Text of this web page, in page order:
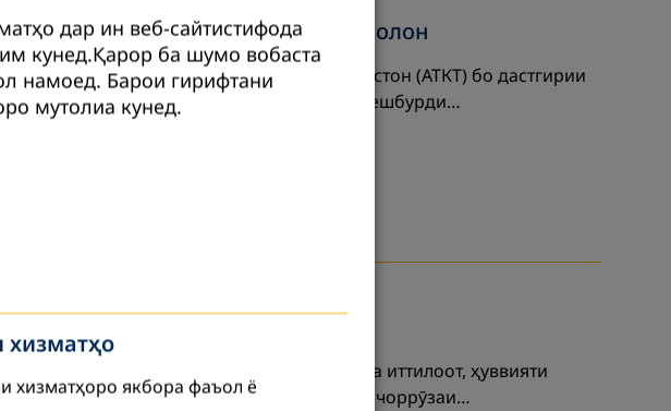
дар соҳаи таҳсилоти калонсолон
таҳсилоти калонсолони Тоҷикистон (АТКТ) бо дастгирии
Душанбе»-ро дар доираи лоиҳаи «Пешбурди…
МЕЁБАНД
оид ба саводи рақамӣ, кор бо додаҳо ва иттилоот, ҳуввияти
аз мавзӯъҳое буданд, ки дар воркшопи чоррӯзаи…
дар ин веб-сайтистифода
кунед.Қарор ба шумо вобаста
намоед. Барои гирифтани
мутолиа кунед.
хизматҳоро якбора фаъол ё